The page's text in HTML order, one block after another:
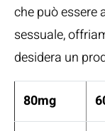
che può essere
sessuale,
desidera un
80mg